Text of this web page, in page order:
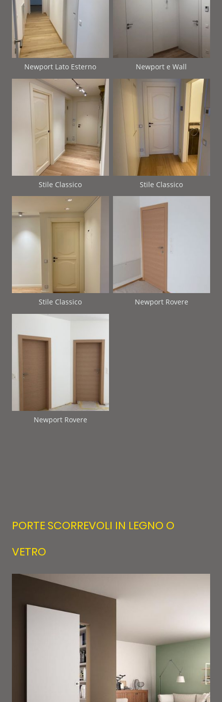
Newport Lato Esterno Newport e Wall
Stile Classico Stile Classico
Stile Classico Newport Rovere
Newport Rovere
PORTE SCORREVOLI IN LEGNO O
VETRO